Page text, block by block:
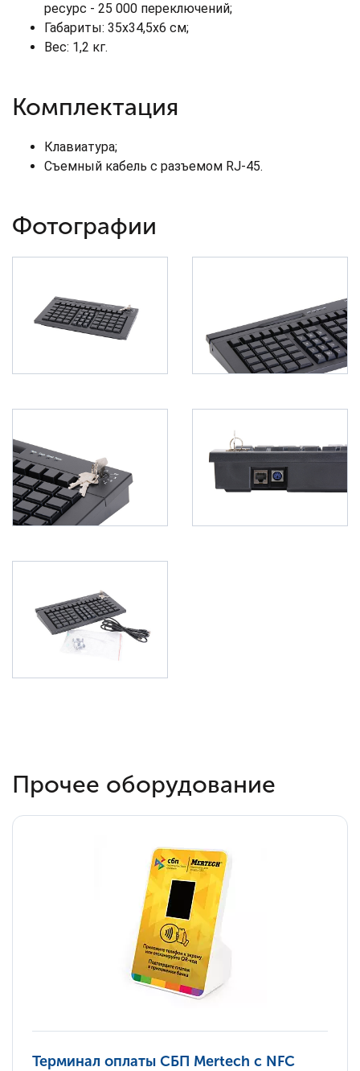
ресурс - 25 000 переключений;
Габариты: 35х34,5х6 см;
Вес: 1,2 кг.
Комплектация
Клавиатура;
Съемный кабель с разъемом RJ-45.
Фотографии
Прочее оборудование
Терминал оплаты СБП Mertech с NFC